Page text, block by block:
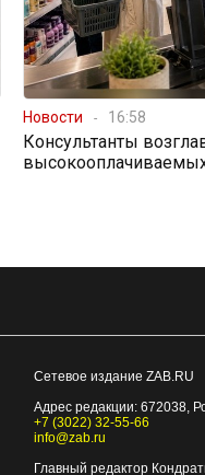
Новости 16:58
Консультанты
Сетевое издание ZAB.RU
Адрес редакции: 672038,
+7 (3022) 32-55-66
info@zab.ru
Главный редактор